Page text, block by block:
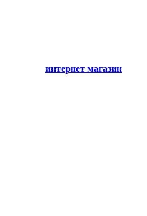
интернет магазин